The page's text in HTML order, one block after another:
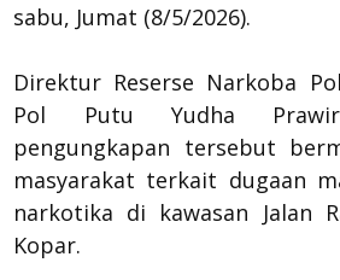
sabu, Jumat (8/5/2026).
Direktur Reserse Narkoba
Pol Putu Yudha
pengungkapan tersebut
masyarakat terkait dugaan
narkotika di kawasan Jalan
Kopar.